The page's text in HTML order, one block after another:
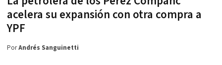
acelera su expansión con otra compra a
YPF
PorAndrés Sanguinetti